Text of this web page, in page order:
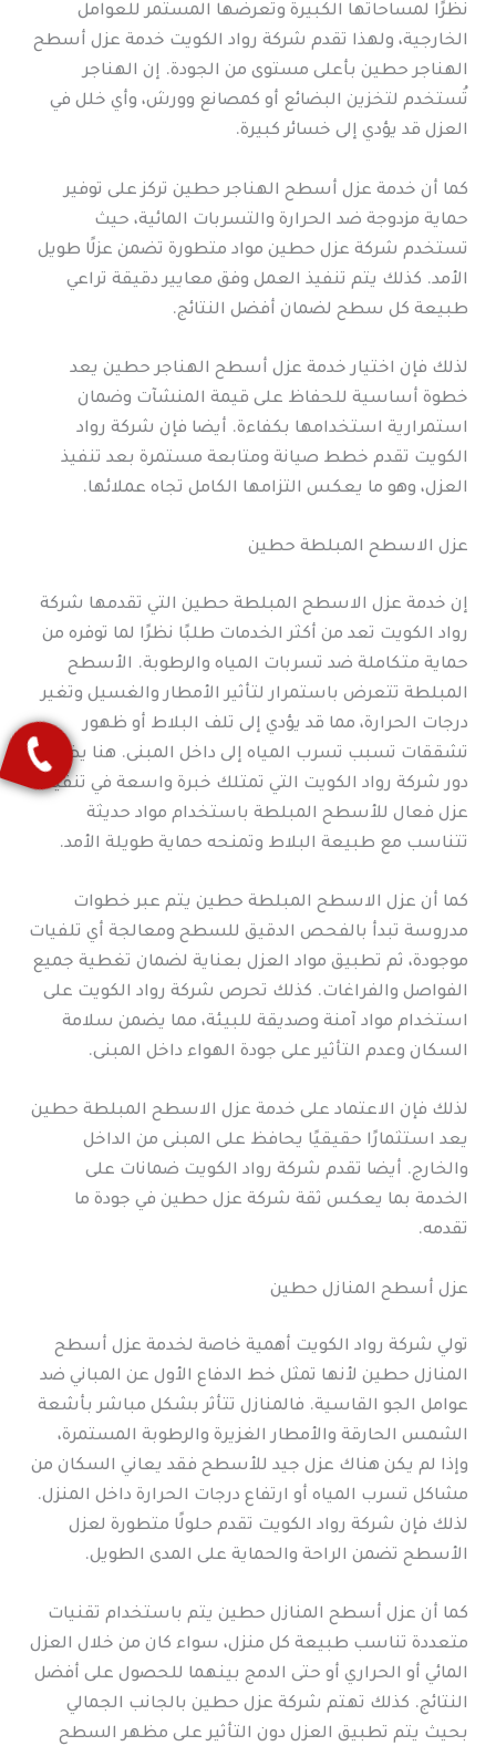
نظرًا لمساحاتها الكبيرة وتعرضها المستمر للعوامل
الخارجية، ولهذا تقدم شركة رواد الكويت خدمة عزل أسطح
الهناجر حطين بأعلى مستوى من الجودة. إن الهناجر
تُستخدم لتخزين البضائع أو كمصانع وورش، وأي خلل في
العزل قد يؤدي إلى خسائر كبيرة.
كما أن خدمة عزل أسطح الهناجر حطين تركز على توفير
حماية مزدوجة ضد الحرارة والتسربات المائية، حيث
تستخدم شركة عزل حطين مواد متطورة تضمن عزلًا طويل
الأمد. كذلك يتم تنفيذ العمل وفق معايير دقيقة تراعي
طبيعة كل سطح لضمان أفضل النتائج.
لذلك فإن اختيار خدمة عزل أسطح الهناجر حطين يعد
خطوة أساسية للحفاظ على قيمة المنشآت وضمان
استمرارية استخدامها بكفاءة. أيضا فإن شركة رواد
الكويت تقدم خطط صيانة ومتابعة مستمرة بعد تنفيذ
العزل، وهو ما يعكس التزامها الكامل تجاه عملائها.
عزل الاسطح المبلطة حطين
إن خدمة عزل الاسطح المبلطة حطين التي تقدمها شركة
رواد الكويت تعد من أكثر الخدمات طلبًا نظرًا لما توفره من
حماية متكاملة ضد تسربات المياه والرطوبة. الأسطح
المبلطة تتعرض باستمرار لتأثير الأمطار والغسيل وتغير
درجات الحرارة، مما قد يؤدي إلى تلف البلاط أو ظهور
تشققات تسبب تسرب المياه إلى داخل المبنى. هنا يظهر
دور شركة رواد الكويت التي تمتلك خبرة واسعة في تنفيذ
عزل فعال للأسطح المبلطة باستخدام مواد حديثة
تتناسب مع طبيعة البلاط وتمنحه حماية طويلة الأمد.
كما أن عزل الاسطح المبلطة حطين يتم عبر خطوات
مدروسة تبدأ بالفحص الدقيق للسطح ومعالجة أي تلفيات
موجودة، ثم تطبيق مواد العزل بعناية لضمان تغطية جميع
الفواصل والفراغات. كذلك تحرص شركة رواد الكويت على
استخدام مواد آمنة وصديقة للبيئة، مما يضمن سلامة
السكان وعدم التأثير على جودة الهواء داخل المبنى.
لذلك فإن الاعتماد على خدمة عزل الاسطح المبلطة حطين
يعد استثمارًا حقيقيًا يحافظ على المبنى من الداخل
والخارج. أيضا تقدم شركة رواد الكويت ضمانات على
الخدمة بما يعكس ثقة شركة عزل حطين في جودة ما
تقدمه.
عزل أسطح المنازل حطين
تولي شركة رواد الكويت أهمية خاصة لخدمة عزل أسطح
المنازل حطين لأنها تمثل خط الدفاع الأول عن المباني ضد
عوامل الجو القاسية. فالمنازل تتأثر بشكل مباشر بأشعة
الشمس الحارقة والأمطار الغزيرة والرطوبة المستمرة،
وإذا لم يكن هناك عزل جيد للأسطح فقد يعاني السكان من
مشاكل تسرب المياه أو ارتفاع درجات الحرارة داخل المنزل.
لذلك فإن شركة رواد الكويت تقدم حلولًا متطورة لعزل
الأسطح تضمن الراحة والحماية على المدى الطويل.
كما أن عزل أسطح المنازل حطين يتم باستخدام تقنيات
متعددة تناسب طبيعة كل منزل، سواء كان من خلال العزل
المائي أو الحراري أو حتى الدمج بينهما للحصول على أفضل
النتائج. كذلك تهتم شركة عزل حطين بالجانب الجمالي
بحيث يتم تطبيق العزل دون التأثير على مظهر السطح